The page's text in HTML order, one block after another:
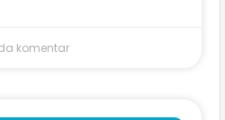
komentar